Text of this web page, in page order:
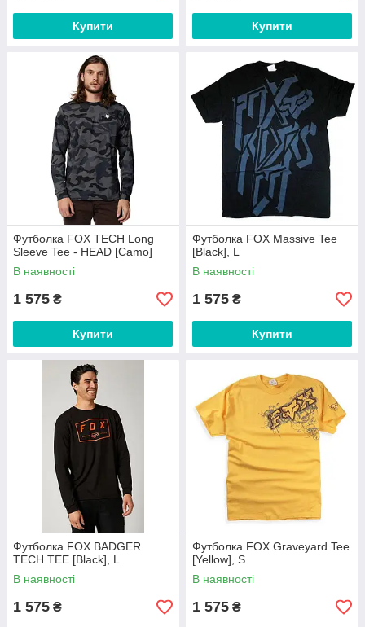
Купити Купити
Футболка FOX TECH Long
Sleeve Tee - HEAD [Camo]
В наявності
1 575 ₴
Купити
Футболка FOX Massive Tee
[Black], L
В наявності
1 575 ₴
Купити
Футболка FOX BADGER
TECH TEE [Black], L
В наявності
1 575 ₴
Футболка FOX Graveyard Tee
[Yellow], S
В наявності
1 575 ₴